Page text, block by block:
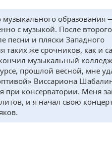
музыкального образования
с музыкой. После
песни и пляски Западного
таких же срочников, как и
музыкальный
прошлой весной, мне
Виссариона
при консерватории. Меня
и я начал свою